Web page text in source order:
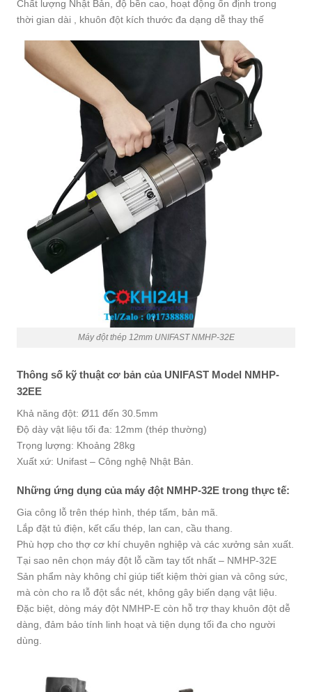
Chất lượng Nhật Bản, độ bền cao, hoạt động ổn định trong
thời gian dài , khuôn đột kích thước đa dạng dễ thay thế
Máy đột thép 12mm UNIFAST NMHP-32E
Thông số kỹ thuật cơ bản của UNIFAST Model NMHP-
32EE
Khả năng đột: Ø11 đến 30.5mm
Độ dày vật liệu tối đa: 12mm (thép thường)
Trọng lượng: Khoảng 28kg
Xuất xứ: Unifast – Công nghệ Nhật Bản.
Những ứng dụng của máy đột NMHP-32E trong thực tế:
Gia công lỗ trên thép hình, thép tấm, bản mã.
Lắp đặt tủ điện, kết cấu thép, lan can, cầu thang.
Phù hợp cho thợ cơ khí chuyên nghiệp và các xưởng sản xuất.
Tại sao nên chọn máy đột lỗ cầm tay tốt nhất – NMHP-32E
Sản phẩm này không chỉ giúp tiết kiệm thời gian và công sức,
mà còn cho ra lỗ đột sắc nét, không gây biến dạng vật liệu.
Đặc biệt, dòng máy đột NMHP-E còn hỗ trợ thay khuôn đột dễ
dàng, đảm bảo tính linh hoạt và tiện dụng tối đa cho người
dùng.